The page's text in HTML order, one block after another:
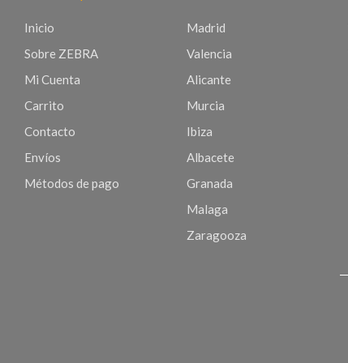
Inicio
Sobre ZEBRA
Mi Cuenta
Carrito
Contacto
Envíos
Métodos de pago
Madrid
Valencia
Alicante
Murcia
Ibiza
Albacete
Granada
Malaga
Zaragooza